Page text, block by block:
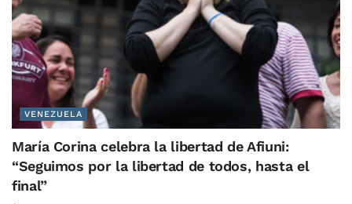
VENEZUELA
María Corina celebra la libertad de Afiuni:
“Seguimos por la libertad de todos, hasta el
final”